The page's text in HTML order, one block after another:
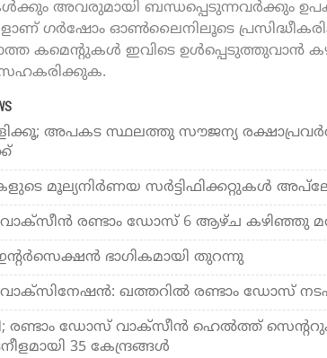
അവരുമായി ബന്ധപ്പെടുന്നവർക്കും
ഗർഷോം ഓൺലൈനിലൂടെ
കമെന്റുകൾ ഇവിടെ ഉൾപ്പെടുത്തുവാൻ
സഹകരിക്കുക.
അപകട സ്ഥലത്തു സൗജന്യ
മൂല്യനിര്‍ണയ സര്‍ട്ടിഫിക്കറ്റുകള്‍
രണ്ടാം ഡോസ് 6 ആഴ്ച കഴിഞ്ഞു
ഭാഗികമായി തുറന്നു
ഖത്തറില്‍ രണ്ടാം ഡോസ്
രണ്ടാം ഡോസ് വാക്‌സീന്‍ ഹെല്‍ത്ത്
35 കേന്ദ്രങ്ങള്‍